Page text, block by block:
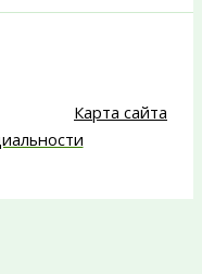
Карта сайта